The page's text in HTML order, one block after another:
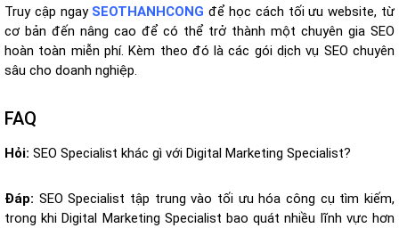
Truy cập ngay SEOTHANHCONG để học cách tối ưu website, từ
cơ bản đến nâng cao để có thể trở thành một chuyên gia SEO
hoàn toàn miễn phí. Kèm theo đó là các gói dịch vụ SEO chuyên
sâu cho doanh nghiệp.
FAQ
Hỏi: SEO Specialist khác gì với Digital Marketing Specialist?
Đáp: SEO Specialist tập trung vào tối ưu hóa công cụ tìm kiếm,
trong khi Digital Marketing Specialist bao quát nhiều lĩnh vực hơn